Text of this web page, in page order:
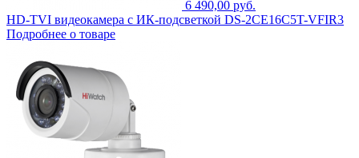
6 490,00 руб.
HD-TVI видеокамера с ИК-подсветкой DS-2CE16C5T-VFIR3
Подробнее о товаре